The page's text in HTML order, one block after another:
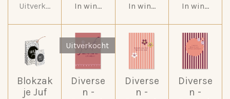
Uitverkocht In winkelwagenIn winkelwagenIn
Blokzak
je Juf
Uitverkocht
Diverse
n -
Diverse
n -
Diverse
n -